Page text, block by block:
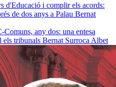
d'Educació i complir els acords:
de dos anys a Palau Bernat
any dos: una entesa
els tribunals Bernat Surroca Albet